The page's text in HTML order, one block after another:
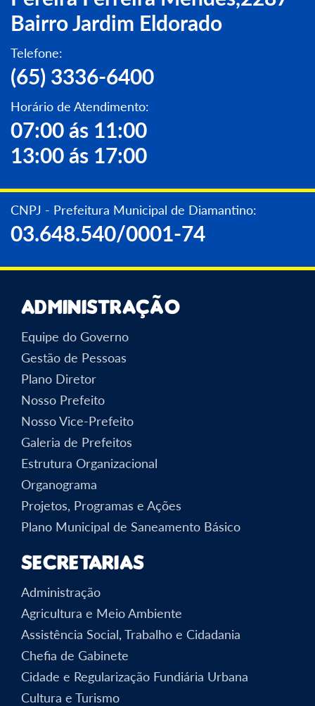
Bairro Jardim Eldorado
Telefone:
(65) 3336-6400
Horário de Atendimento:
07:00 ás 11:00
13:00 ás 17:00
CNPJ - Prefeitura Municipal de Diamantino:
03.648.540/0001-74
Administração
Equipe do Governo
Gestão de Pessoas
Plano Diretor
Nosso Prefeito
Nosso Vice-Prefeito
Galeria de Prefeitos
Estrutura Organizacional
Organograma
Projetos, Programas e Ações
Plano Municipal de Saneamento Básico
Secretarias
Administração
Agricultura e Meio Ambiente
Assistência Social, Trabalho e Cidadania
Chefia de Gabinete
Cidade e Regularização Fundiária Urbana
Cultura e Turismo